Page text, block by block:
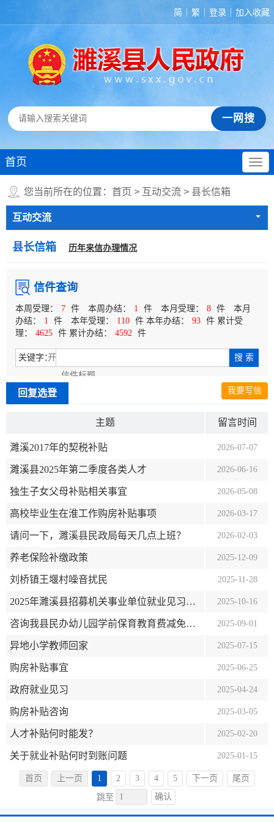
简 繁 登录 加入收藏
首页
您当前所在的位置： 首页 > 互动交流 > 县长信箱
互动交流
县长信箱 历年来信办理情况
信件查询
本周受理： 7 件 本周办结： 1 件 本月受理： 8 件
本月
办结：
1 件 本年受理： 110 件 本年办结： 93 件 累计受
理：
4625 件 累计办结： 4592 件
关键字：
回复选登 我要写信
主题
受理单位
留言时间
濉溪2017年的契税补贴
濉溪县住房和城乡建设局（濉溪县人民防空办公室） 已办结
2026-07-07
濉溪县2025年第二季度各类人才
濉溪县人力资源和社会保障局 已办结
2026-06-16
独生子女父母补贴相关事宜
濉溪县卫生健康委员会 已办结
2026-05-08
高校毕业生在淮工作购房补贴事项
濉溪县住房和城乡建设局（濉溪县人民防空办公室） 已办结
2026-03-17
请问一下，濉溪县民政局每天几点上班？
濉溪县人民政府
2026-02-03
养老保险补缴政策
濉溪县人力资源和社会保障局
2025-12-09
刘桥镇王堰村噪音扰民
刘桥镇 已办结
2025-11-28
2025年濉溪县招募机关事业单位就业见习人员补贴什么时候发放
濉溪县人力资源和社会保障局 已办结
2025-10-16
咨询我县民办幼儿园学前保育教育费减免政策有没有实行
濉溪县教育局
2025-09-01
异地小学教师回家 2025-07-15
购房补贴事宜 2025-06-25
政府就业见习 2025-04-24
购房补贴咨询
濉溪县住房和城乡建设局（濉溪县人民防空办公室）
2025-03-05
人才补贴何时能发？
濉溪县人力资源和社会保障局 已办结
2025-02-20
关于就业补贴何时到账问题
已办结
2025-01-15
首页 上一页 1 2 3 4 5 下一页 尾页
跳至 确认